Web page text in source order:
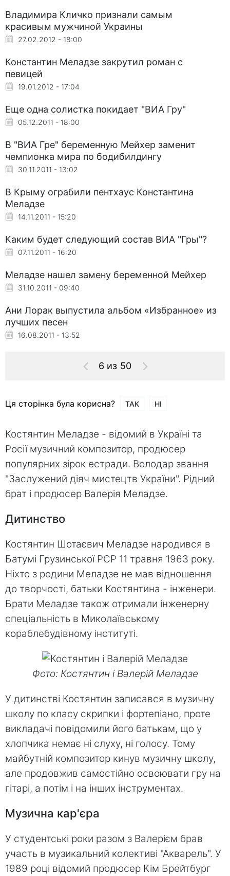
Владимира Кличко признали самым
красивым мужчиной Украины
27.02.2012 - 18:00
Константин Меладзе закрутил роман с
певицей
19.01.2012 - 17:04
Еще одна солистка покидает "ВИА Гру"
05.12.2011 - 18:00
В "ВИА Гре" беременную Мейхер заменит
чемпионка мира по бодибилдингу
30.11.2011 - 13:02
В Крыму ограбили пентхаус Константина
Меладзе
14.11.2011 - 15:20
Каким будет следующий состав ВИА "Гры"?
07.11.2011 - 16:20
Меладзе нашел замену беременной Мейхер
31.10.2011 - 09:40
Ани Лорак выпустила альбом «Избранное» из
лучших песен
16.08.2011 - 13:52
6 из 50
Ця сторінка була корисна? ТАК НІ
Костянтин Меладзе - відомий в Україні та
Росії музичний композитор, продюсер
популярних зірок естради. Володар звання
"Заслужений діяч мистецтв України". Рідний
брат і продюсер Валерія Меладзе.
Дитинство
Костянтин Шотаєвич Меладзе народився в
Батумі Грузинської РСР 11 травня 1963 року.
Ніхто з родини Меладзе не мав відношення
до творчості, батьки Костянтина - інженери.
Брати Меладзе також отримали інженерну
спеціальність в Миколаївському
кораблебудівному інституті.
Фото: Костянтин і Валерій Меладзе
У дитинстві Костянтин записався в музичну
школу по класу скрипки і фортепіано, проте
викладачі повідомили його батькам, що у
хлопчика немає ні слуху, ні голосу. Тому
майбутній композитор кинув музичну школу,
але продовжив самостійно освоювати гру на
гітарі, а потім і на інших інструментах.
Музична кар'єра
У студентські роки разом з Валерієм брав
участь в музикальний колективі "Акварель". У
1989 році відомий продюсер Кім Брейтбург